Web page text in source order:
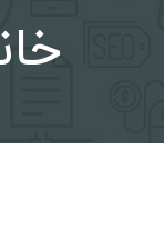
فهرست خدمات
انتخاب یک